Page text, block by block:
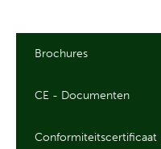
Brochures
CE - Documenten
Conformiteitscertificaat